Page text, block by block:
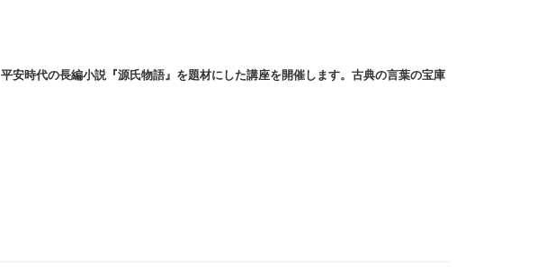
安時代の長編小説『源氏物語』を題材にした講座を開催します。古典の言葉の宝庫